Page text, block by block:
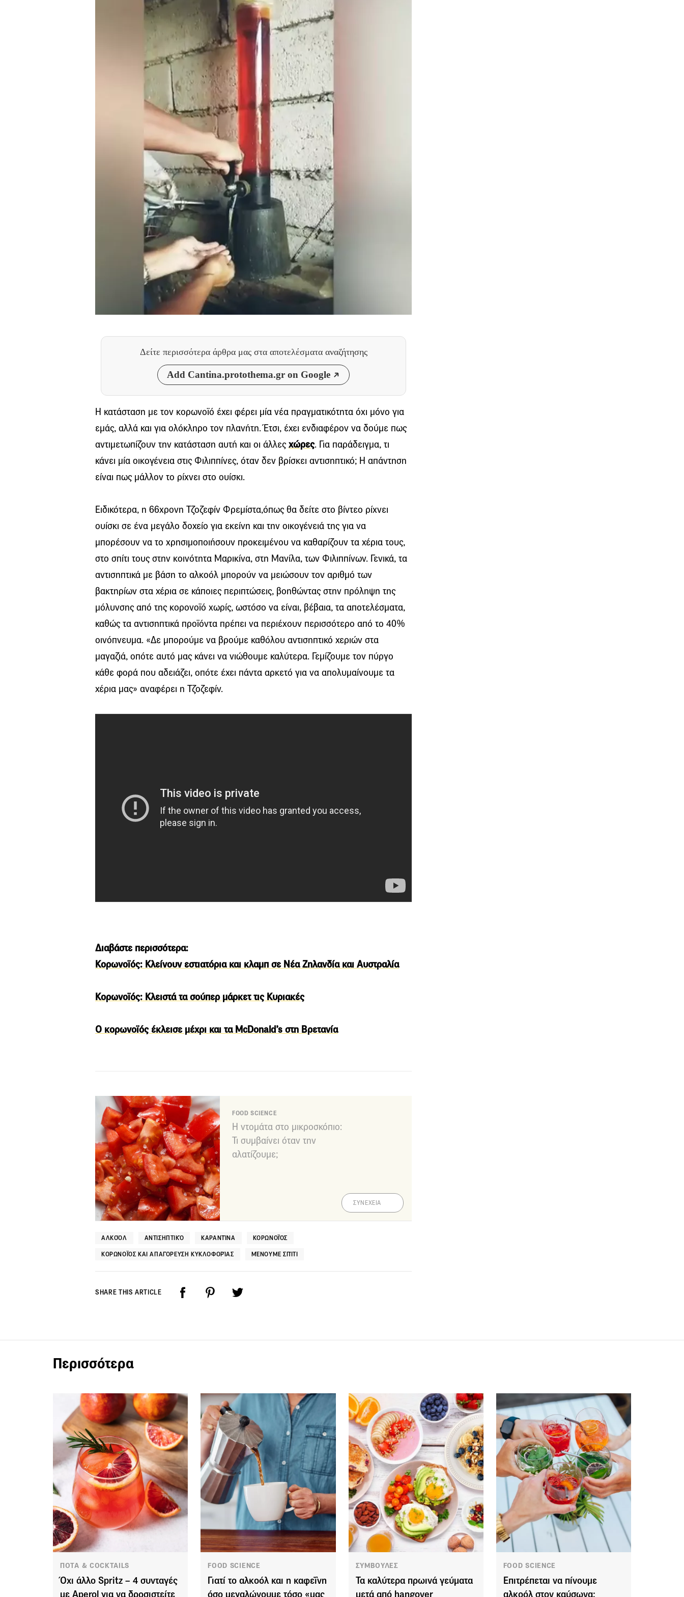
Δείτε περισσότερα άρθρα μας στα αποτελέσματα αναζήτησης
Add Cantina.protothema.gr on Google
H κατάσταση με τον κορωνοϊό έχει φέρει μία νέα πραγματικότητα όχι μόνο για
εμάς, αλλά και για ολόκληρο τον πλανήτη. Έτσι, έχει ενδιαφέρον να δούμε πως
αντιμετωπίζουν την κατάσταση αυτή και οι άλλες χώρες. Για παράδειγμα, τι
κάνει μία οικογένεια στις Φιλιππίνες, όταν δεν βρίσκει αντισηπτικό; Η απάντηση
είναι πως μάλλον το ρίχνει στο ουίσκι.
Ειδικότερα, η 66χρονη Τζοζεφίν Φρεμίστα,όπως θα δείτε στο βίντεο ρίχνει
ουίσκι σε ένα μεγάλο δοχείο για εκείνη και την οικογένειά της για να
μπορέσουν να το χρησιμοποιήσουν προκειμένου να καθαρίζουν τα χέρια τους,
στο σπίτι τους στην κοινότητα Μαρικίνα, στη Μανίλα, των Φιλιππίνων. Γενικά, τα
αντισηπτικά με βάση το αλκοόλ μπορούν να μειώσουν τον αριθμό των
βακτηρίων στα χέρια σε κάποιες περιπτώσεις, βοηθώντας στην πρόληψη της
μόλυνσης από της κορονοϊό χωρίς, ωστόσο να είναι, βέβαια, τα αποτελέσματα,
καθώς τα αντισηπτικά προϊόντα πρέπει να περιέχουν περισσότερο από το 40%
οινόπνευμα. «Δε μπορούμε να βρούμε καθόλου αντισηπτικό χεριών στα
μαγαζιά, οπότε αυτό μας κάνει να νιώθουμε καλύτερα. Γεμίζουμε τον πύργο
κάθε φορά που αδειάζει, οπότε έχει πάντα αρκετό για να απολυμαίνουμε τα
χέρια μας» αναφέρει η Τζοζεφίν.
Διαβάστε περισσότερα:
Κορωνοϊός: Κλείνουν εστιατόρια και κλαμπ σε Νέα Ζηλανδία και Αυστραλία
Κορωνοϊός: Κλειστά τα σούπερ μάρκετ τις Κυριακές
Ο κορωνοϊός έκλεισε μέχρι και τα McDonald’s στη Βρετανία
FOOD SCIENCE
Η ντομάτα στο μικροσκόπιο:
Τι συμβαίνει όταν την
αλατίζουμε;
ΣΥΝΕΧΕΙΑ
ΑΛΚΟΌΛ ΑΝΤΙΣΗΠΤΙΚΌ ΚΑΡΑΝΤΊΝΑ ΚΟΡΩΝΟΪΌΣ
ΚΟΡΩΝΟΪΌΣ ΚΑΙ ΑΠΑΓΌΡΕΥΣΗ ΚΥΚΛΟΦΟΡΊΑΣ ΜΈΝΟΥΜΕ ΣΠΊΤΙ
SHARE THIS ARTICLE
Περισσότερα
ΠΟΤΑ & COCKTAILS
Όχι άλλο Spritz – 4 συνταγές
με Aperol για να δροσιστείτε
FOOD SCIENCE
Γιατί το αλκοόλ και η καφεΐνη
όσο μεγαλώνουμε τόσο «μας
ΣΥΜΒΟΥΛΕΣ
Τα καλύτερα πρωινά γεύματα
μετά από hangover
FOOD SCIENCE
Επιτρέπεται να πίνουμε
αλκοόλ στον καύσωνα;